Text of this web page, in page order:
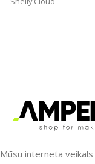
PIEEJAMS
SKAITS
Mūsu interneta